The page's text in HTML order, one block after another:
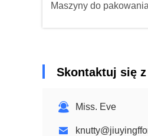
Maszyny do
Skontaktuj się
Miss. Eve